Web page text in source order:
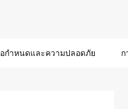
กำหนดและความปลอดภัย ก